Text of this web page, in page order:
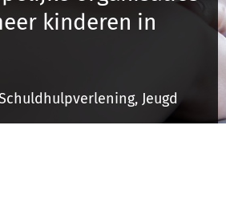
Registreren
kinderen in
Jeugd